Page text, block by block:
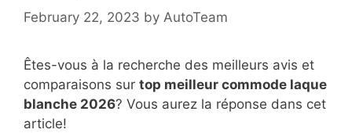
February 22, 2023 by AutoTeam
Êtes-vous à la recherche des meilleurs avis et
comparaisons sur top meilleur commode laque
blanche 2026? Vous aurez la réponse dans cet
article!